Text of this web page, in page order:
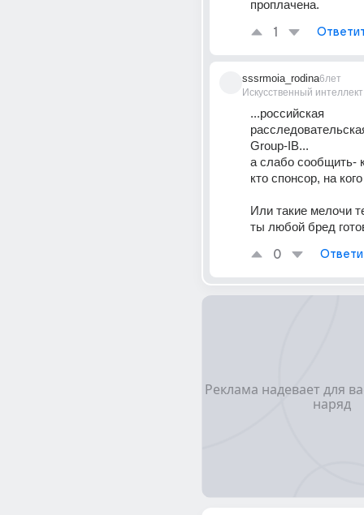
проплачена.
1
sssrmoia_rodina
Искусственный интеллект
6лет
...российская
Group-IB...
а слабо сообщить-
кто спонсор, на
Или такие мелочи
ты любой бред
0